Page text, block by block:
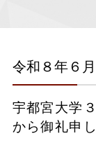
学長室から
宇都宮大学の
教育システム
授業案内（シ
地域社会連携
地域創生推進
産学連携
データサイエ
地域デザイン
TOP
宇都宮大学を活
令和８年６
宇都宮大学
から御礼申